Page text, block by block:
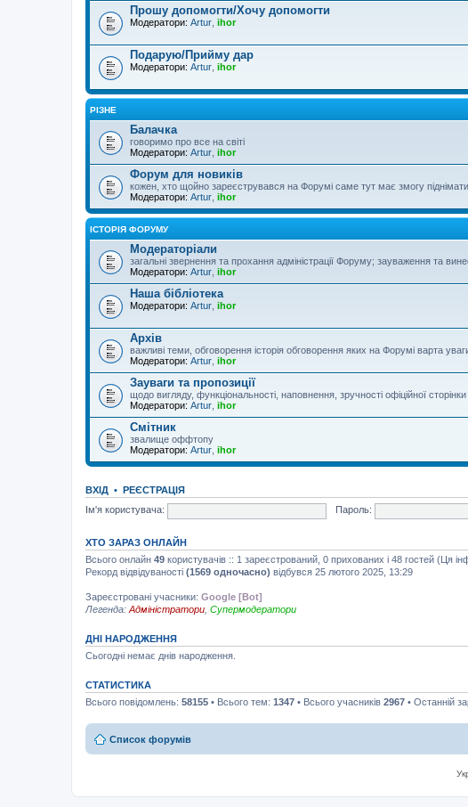
Прошу допомогти/Хочу допомогти
Модератори: Artur ihor
Подарую/Прийму дар
Модератори: Artur ihor
РІЗНЕ
Балачка
говоримо про все на світі
Модератори: Artur ihor
Форум для новиків
кожен, хто щойно зареєструвався на Форумі саме тут має змогу
Модератори: Artur ihor
ІСТОРІЯ ФОРУМУ
Модераторіали
загальні звернення та прохання адміністрації Форуму; зауваження та
Модератори: Artur ihor
Наша бібліотека
Модератори: Artur ihor
Архів
важливі теми, обговорення історія обговорення яких на Форумі варта
Модератори: Artur ihor
Зауваги та пропозиції
щодо вигляду, функціональності, наповнення, зручності офіційної
Модератори: Artur ihor
Смітник
звалище оффтопу
Модератори: Artur ihor
ВХІД • РЕЄСТРАЦІЯ
Ім'я користувача:
Пароль:
ХТО ЗАРАЗ ОНЛАЙН
Всього онлайн 49 користувачів :: 1 зареєстрований, 0 прихованих і 48 гостей (Ця
Рекорд відвідуваності (1569 одночасно) відбувся 25 лютого 2025, 13:29
Зареєстровані учасники: Google [Bot]
Легенда: Адміністратори Супермодератори
ДНІ НАРОДЖЕННЯ
Сьогодні немає днів народження.
СТАТИСТИКА
Всього повідомлень: 58155 • Всього тем: 1347 • Всього учасників 2967 • Останній
Список форумів